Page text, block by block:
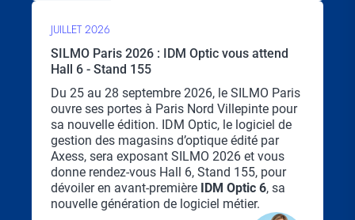
JUILLET 2026
SILMO Paris 2026 : IDM Optic vous attend
Hall 6 - Stand 155
Chapo
Du 25 au 28 septembre 2026, le SILMO Paris
ouvre ses portes à Paris Nord Villepinte pour
sa nouvelle édition. IDM Optic, le logiciel de
gestion des magasins d’optique édité par
Axess, sera exposant SILMO 2026 et vous
donne rendez-vous Hall 6, Stand 155, pour
dévoiler en avant-première IDM Optic 6, sa
nouvelle génération de logiciel métier.